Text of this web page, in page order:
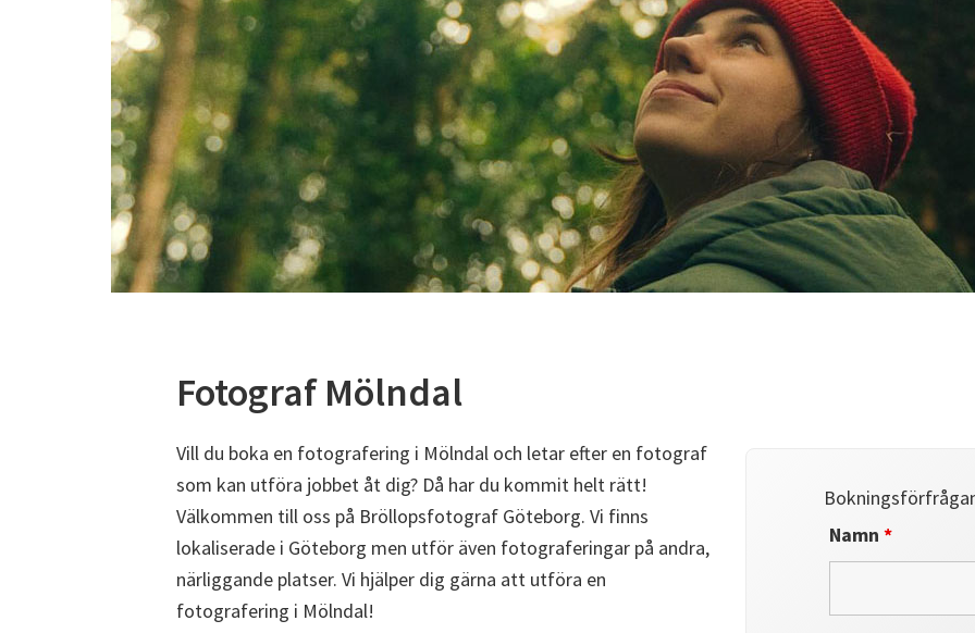
Fotograf Mölndal
Vill du boka en fotografering i Mölndal och letar efter en fotograf
som kan utföra jobbet åt dig? Då har du kommit helt rätt!
Välkommen till oss på Bröllopsfotograf Göteborg. Vi finns
lokaliserade i Göteborg men utför även fotograferingar på andra,
närliggande platser. Vi hjälper dig gärna att utföra en
fotografering i Mölndal!
Namn*